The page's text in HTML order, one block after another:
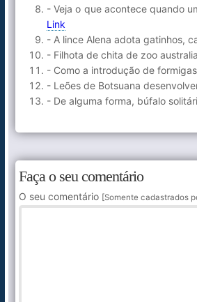
- Veja o que acontece quando
Link
- A lince Alena adota gatinhos,
- Filhota de chita de zoo
- Como a introdução de
- Leões de Botsuana
- De alguma forma, búfalo
Faça o seu comentário
O seu comentário [Somente cadastrados